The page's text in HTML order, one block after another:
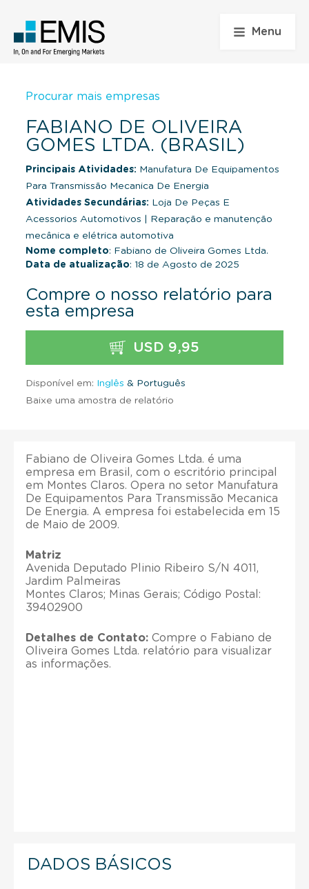
Menu
Procurar mais empresas
FABIANO DE OLIVEIRA
GOMES LTDA. (BRASIL)
Principais Atividades: Manufatura De Equipamentos
Para Transmissão Mecanica De Energia
Atividades Secundárias: Loja De Peças E
Acessorios Automotivos
Reparação e manutenção
mecânica e elétrica automotiva
Nome completo: Fabiano de Oliveira Gomes Ltda.
Data de atualização: 18 de Agosto de 2025
Compre o nosso relatório para
esta empresa
USD 9,95
Disponível em: Inglês & Português
Baixe uma amostra de relatório
Fabiano de Oliveira Gomes Ltda. é uma
empresa em Brasil, com o escritório principal
em Montes Claros. Opera no setor Manufatura
De Equipamentos Para Transmissão Mecanica
De Energia. A empresa foi estabelecida em 15
de Maio de 2009.
Matriz
Avenida Deputado Plinio Ribeiro S/N 4011,
Jardim Palmeiras
Montes Claros; Minas Gerais; Código Postal:
39402900
Detalhes de Contato: Compre o Fabiano de
Oliveira Gomes Ltda. relatório para visualizar
as informações.
DADOS BÁSICOS